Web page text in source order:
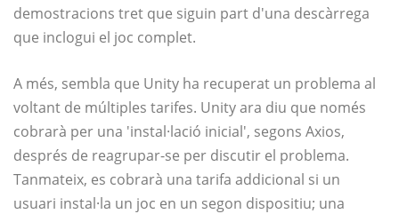
demostracions tret que siguin part d'una descàrrega
que inclogui el joc complet.
A més, sembla que Unity ha recuperat un problema al
voltant de múltiples tarifes. Unity ara diu que només
cobrarà per una 'instal·lació inicial', segons Axios,
després de reagrupar-se per discutir el problema.
Tanmateix, es cobrarà una tarifa addicional si un
usuari instal·la un joc en un segon dispositiu; una